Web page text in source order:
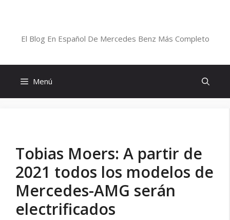
El Blog En Español De Mercedes Benz Más Completo
Menú
Tobias Moers: A partir de
2021 todos los modelos de
Mercedes-AMG serán
electrificados